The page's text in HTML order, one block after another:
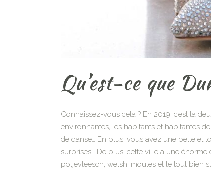
Qu’est-ce que
Connaissez-vous cela ? En 2019, c’est la
environnantes, les habitants et habitantes
de danse… En plus, vous avez une belle et
surprises ! De plus, cette ville a une
potjevleesch, welsh, moules et le tout bien